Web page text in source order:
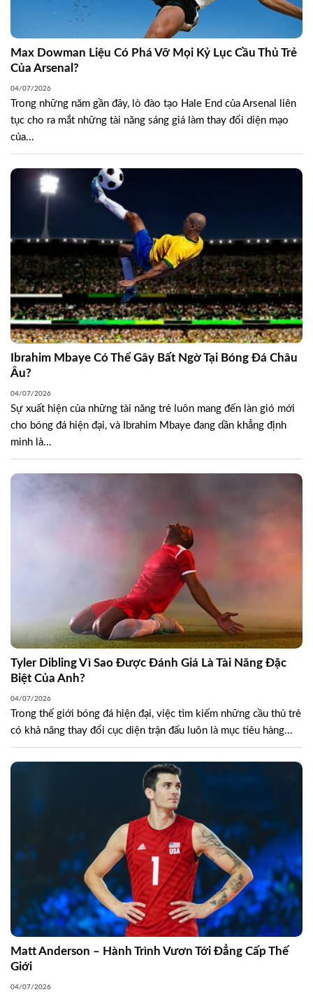
Max Dowman Liệu Có Phá Vỡ Mọi Kỷ Lục Cầu Thủ Trẻ
Của Arsenal?
04/07/2026
Trong những năm gần đây, lò đào tạo Hale End của Arsenal liên
tục cho ra mắt những tài năng sáng giá làm thay đổi diện mạo
của...
Ibrahim Mbaye Có Thể Gây Bất Ngờ Tại Bóng Đá Châu
Âu?
04/07/2026
Sự xuất hiện của những tài năng trẻ luôn mang đến làn gió mới
cho bóng đá hiện đại, và Ibrahim Mbaye đang dần khẳng định
mình là...
Tyler Dibling Vì Sao Được Đánh Giá Là Tài Năng Đặc
Biệt Của Anh?
04/07/2026
Trong thế giới bóng đá hiện đại, việc tìm kiếm những cầu thủ trẻ
có khả năng thay đổi cục diện trận đấu luôn là mục tiêu hàng...
Matt Anderson – Hành Trình Vươn Tới Đẳng Cấp Thế
Giới
04/07/2026